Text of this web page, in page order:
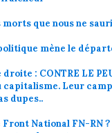
morts que nous ne
mène le
: CONTRE LE
capitalisme. Leur
dupes..
Front National FN-RN ?